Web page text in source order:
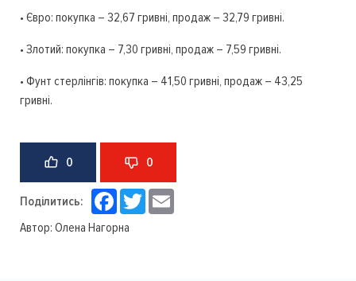
• Євро: покупка – 32,67 гривні, продаж – 32,79 гривні.
• Злотий: покупка – 7,30 гривні, продаж – 7,59 гривні.
• Фунт стерлінгів: покупка – 41,50 гривні, продаж – 43,25
гривні.
0 0
Поділитись: Facebook
Twitter
Автор: Олена Нагорна